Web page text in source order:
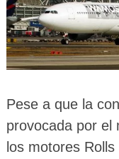
Pese a que la
provocada por el
los motores